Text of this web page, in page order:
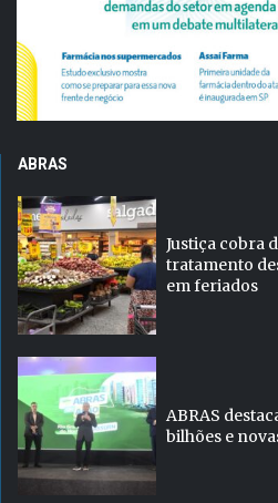
ABRAS
Justiça cobra
tratamento
em feriados
ABRAS
bilhões e